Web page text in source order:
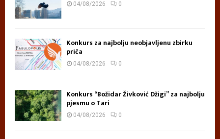
04/08/2026 0
Konkurs za najbolju neobjavljenu zbirku
priča
04/08/2026 0
Konkurs “Božidar Živković Džigi” za najbolju
pjesmu o Tari
04/08/2026 0